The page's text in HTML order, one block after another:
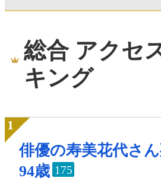
総合 アクセ
キング
俳優の寿美花代さん
94歳 175